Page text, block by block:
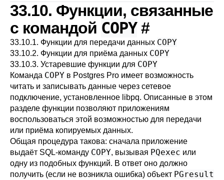
33.10. Функции, связанные
с командой COPY #
33.10.1. Функции для передачи данных COPY
33.10.2. Функции для приёма данных COPY
33.10.3. Устаревшие функции для COPY
Команда COPY в Postgres Pro имеет возможность
читать и записывать данные через сетевое
подключение, установленное libpq. Описанные в этом
разделе функции позволяют приложениям
воспользоваться этой возможностью для передачи
или приёма копируемых данных.
Общая процедура такова: сначала приложение
выдаёт SQL-команду COPY, вызывая PQexec или
одну из подобных функций. В ответ оно должно
получить (если не возникла ошибка) объект PGresult